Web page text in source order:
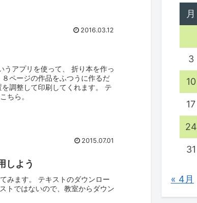
2016.03.12
うアプリを使って、 折り本を作っ
ページの作品をふつうに作るだ
調整して印刷してくれます。 テ
ちら。
2015.07.01
しよう
みます。 テキストのダウンロー
トではないので、教室からダウン
月
3
10
17
24
31
« 4月